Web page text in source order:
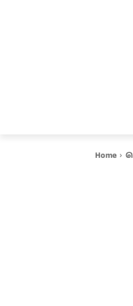
Home